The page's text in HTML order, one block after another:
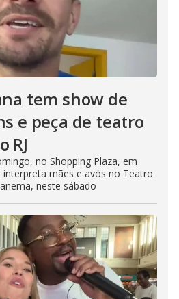
tem show de
e peça de teatro
RJ
no Shopping Plaza, em
interpreta mães e avós no Teatro
neste sábado